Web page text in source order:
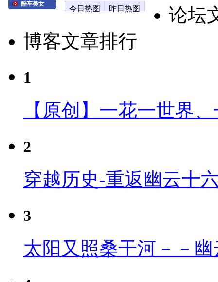
酷车美女
今日热图 昨日热图
论坛
博客文章排行
1
【原创】一花一世界
2
穿越历史-重返幽云十
3
太阳又照桑干河－－